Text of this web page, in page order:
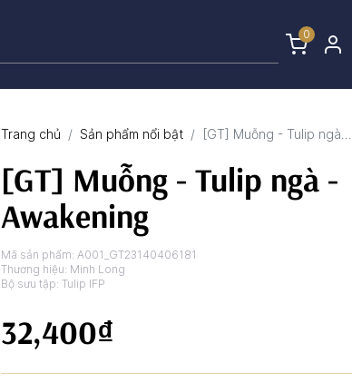
0
Trang chủ Sản phẩm nổi bật [GT] Muỗng - Tulip ngà...
[GT] Muỗng - Tulip ngà -
Awakening
Mã sản phẩm:A001_GT23140406181
Thương hiệu: Minh Long
Bộ sưu tập:Tulip IFP
32,400₫